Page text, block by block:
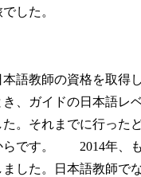
した。
語教師の資格を取得
ガイドの日本語レベ
。それまでに行った
らです。 2014年、
した。日本語教師で